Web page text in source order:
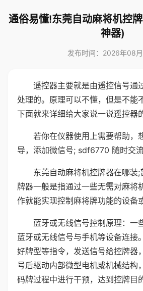
通俗易懂!东莞自动麻将机控
神器)
发布时间：2026年08
遥控器主要就是由遥控信号通
处理的。原理可以不懂，但是不能
下面就来详细给大家说一说遥控器
若你在仪器使用上需要帮助，
导，添加微信号; sdf6770 随时交流
东莞自动麻将机控牌器在哪装
牌器一般是指通过一些无需对麻将
作就能实现控制麻将牌功能的设备
蓝牙或无线信号控制原理：一
蓝牙或无线信号与手机等设备连接
好牌型等指令，发送信号给控牌器
号后驱动内部微型电机或机械结构
码牌过程中进行干预，达到控牌目的